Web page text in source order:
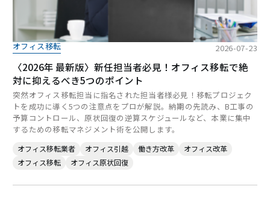
オフィス移転 2026-07-23
〈2026年 最新版〉新任担当者必見！オフィス移転で絶
対に抑えるべき5つのポイント
突然オフィス移転担当に指名された担当者様必見！移転プロジェク
トを成功に導く5つの注意点をプロが解説。納期の先読み、B工事の
予算コントロール、原状回復の逆算スケジュールなど、本業に集中
するための移転マネジメント術を公開します。
オフィス移転業者 オフィス引越 働き方改革
オフィス改革
オフィス移転
オフィス原状回復